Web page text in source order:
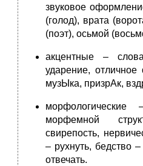
звуковое
(голод), врата
(поэт), осьмой
акцентные –
ударение,
музЫка, призрАк,
морфемной
свирепость,
– рухнуть, бедство
отвечать.